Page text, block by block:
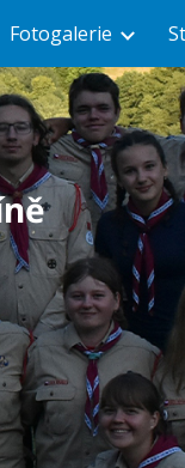
Fotogalerie